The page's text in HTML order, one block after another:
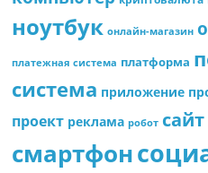
ноутбук онлайн-магазин
платежная система платформа
система приложение
проект реклама робот сайт
смартфон